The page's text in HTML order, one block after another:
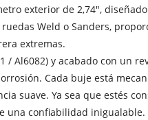
exterior de 2,74",
Weld o Sanders,
extremas.
Al6082) y acabado con un
Cada buje está
suave. Ya sea que estés
una confiabilidad inigualable.